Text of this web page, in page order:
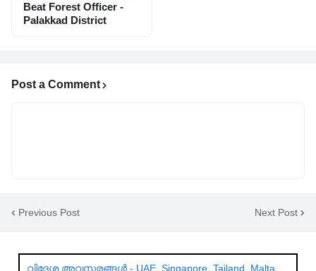
Beat Forest Officer -
Palakkad District
Post a Comment
Previous Post Next Post
വിദേശ അവസരങ്ങൾ - UAE, Singapore, Tailand, Malta